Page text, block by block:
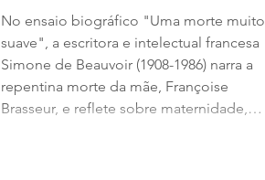
No ensaio biográfico "Uma morte muito
suave", a escritora e intelectual francesa
Simone de Beauvoir (1908-1986) narra a
repentina morte da mãe, Françoise
Brasseur, e reflete sobre maternidade,